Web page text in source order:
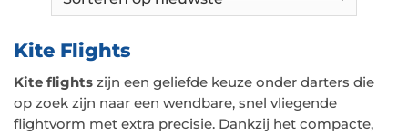
Kite Flights
Kite flights zijn een geliefde keuze onder darters die
op zoek zijn naar een wendbare, snel vliegende
flightvorm met extra precisie. Dankzij het compacte,